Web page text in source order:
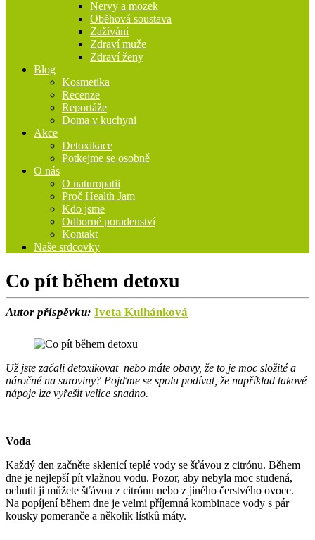
Nervy a mozek
Oběhová soustava
Zažívání
Zdraví muže
Zdraví ženy
Blog
Kosmetika
Recenze
Reportáže
Doma v kuchyni
Akce
Detoxikace
Potkejme se osobně
O nás
O naturopatii
Proč Health Jam
Kdo jsme
Odborné poradenství
Kontakt
Naše srdcovky
Co pít během detoxu
Autor příspěvku: Iveta Kulhánková
Už jste začali detoxikovat nebo máte obavy, že to je moc složité a
náročné na suroviny? Pojďme se spolu podívat, že například takové
nápoje lze vyřešit velice snadno.
Voda
Každý den začněte sklenicí teplé vody se šťávou z citrónu. Během
dne je nejlepší pít vlažnou vodu. Pozor, aby nebyla moc studená,
ochutit ji můžete šťávou z citrónu nebo z jiného čerstvého ovoce.
Na popíjení během dne je velmi příjemná kombinace vody s pár
kousky pomeranče a několik lístků máty.